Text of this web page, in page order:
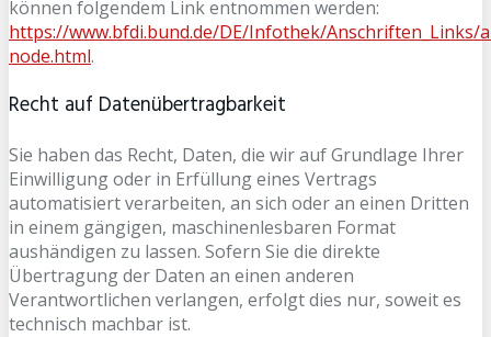
können folgendem Link entnommen werden:
https://www.bfdi.bund.de/DE/Infothek/Anschriften_Links/
node.html.
Recht auf Datenübertragbarkeit
Sie haben das Recht, Daten, die wir auf Grundlage Ihrer
Einwilligung oder in Erfüllung eines Vertrags
automatisiert verarbeiten, an sich oder an einen Dritten
in einem gängigen, maschinenlesbaren Format
aushändigen zu lassen. Sofern Sie die direkte
Übertragung der Daten an einen anderen
Verantwortlichen verlangen, erfolgt dies nur, soweit es
technisch machbar ist.